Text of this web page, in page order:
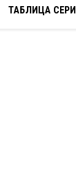
ТАБЛИЦА